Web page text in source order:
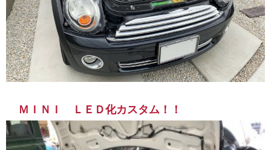
ＭＩＮＩ ＬＥＤ化カスタム！！